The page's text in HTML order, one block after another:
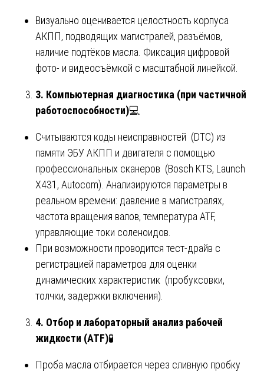
Визуально оценивается целостность корпуса
АКПП, подводящих магистралей, разъёмов,
наличие подтёков масла. Фиксация цифровой
фото- и видеосъёмкой с масштабной линейкой.
3. Компьютерная диагностика (при частичной
работоспособности)💻
Считываются коды неисправностей (DTC) из
памяти ЭБУ АКПП и двигателя с помощью
профессиональных сканеров (Bosch KTS, Launch
X431, Autocom). Анализируются параметры в
реальном времени: давление в магистралях,
частота вращения валов, температура ATF,
управляющие токи соленоидов.
При возможности проводится тест-драйв с
регистрацией параметров для оценки
динамических характеристик (пробуксовки,
толчки, задержки включения).
4. Отбор и лабораторный анализ рабочей
жидкости (ATF)🧪
Проба масла отбирается через сливную пробку